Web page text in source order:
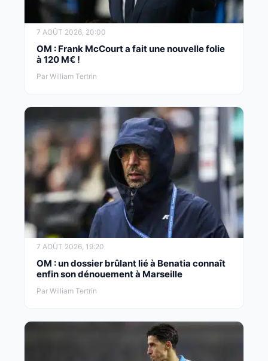
7 AOÛT 2026, 20:00
OM : Frank McCourt a fait une nouvelle folie
à 120 M€ !
Par William Tertrin
7 AOÛT 2026, 19:20
OM : un dossier brûlant lié à Benatia connaît
enfin son dénouement à Marseille
Par William Tertrin